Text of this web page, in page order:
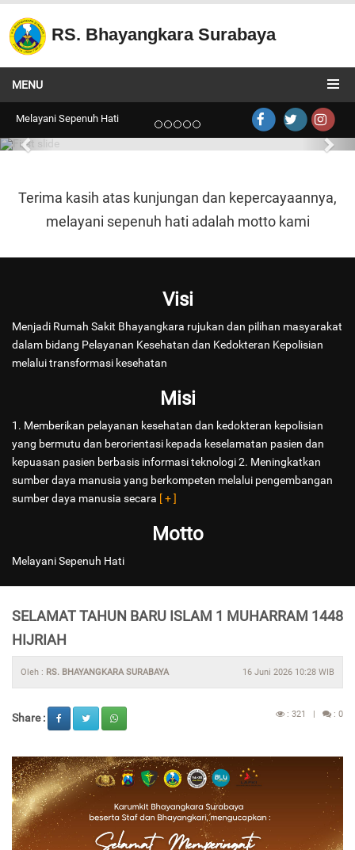
RS. Bhayangkara Surabaya
MENU
Melayani Sepenuh Hati
Radiologi
Radiologi
Terima kasih atas kunjungan dan kepercayaannya,
melayani sepenuh hati adalah motto kami
Visi
Menjadi Rumah Sakit Bhayangkara rujukan dan pilihan masyarakat
dalam bidang Pelayanan Kesehatan dan Kedokteran Kepolisian
melalui transformasi kesehatan
Misi
1. Memberikan pelayanan kesehatan dan kedokteran kepolisian
yang bermutu dan berorientasi kepada keselamatan pasien dan
kepuasan pasien berbasis informasi teknologi 2. Meningkatkan
sumber daya manusia yang berkompeten melalui pengembangan
sumber daya manusia secara [ + ]
Motto
Melayani Sepenuh Hati
SELAMAT TAHUN BARU ISLAM 1 MUHARRAM 1448
HIJRIAH
Oleh : RS. BHAYANGKARA SURABAYA 16 Juni 2026 10:28 WIB
Share : : 321 | : 0